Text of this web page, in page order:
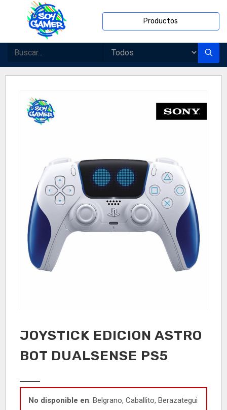
Productos
JOYSTICK EDICION ASTRO
BOT DUALSENSE PS5
No disponible en: Belgrano, Caballito, Berazategui